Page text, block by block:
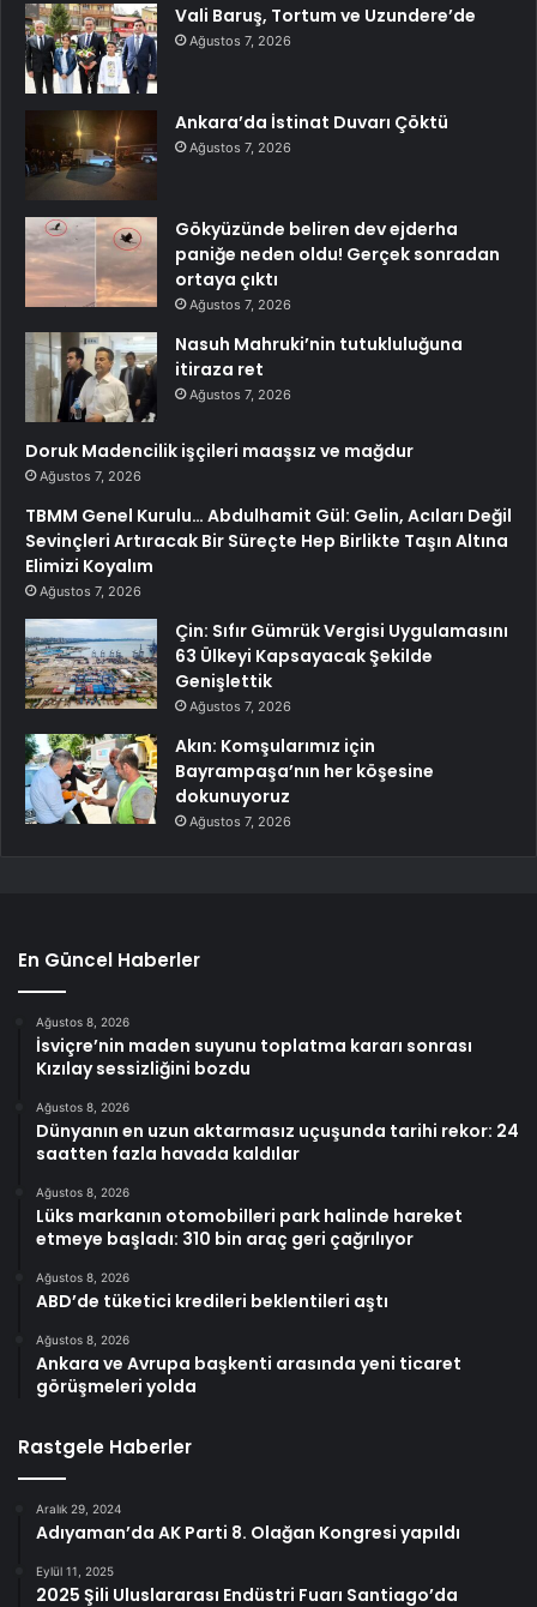
Vali Baruş, Tortum ve Uzundere’de
Ağustos 7, 2026
Ankara’da İstinat Duvarı Çöktü
Ağustos 7, 2026
Gökyüzünde beliren dev ejderha
paniğe neden oldu! Gerçek sonradan
ortaya çıktı
Ağustos 7, 2026
Nasuh Mahruki’nin tutukluluğuna
itiraza ret
Ağustos 7, 2026
Doruk Madencilik işçileri maaşsız ve mağdur
Ağustos 7, 2026
TBMM Genel Kurulu… Abdulhamit Gül: Gelin, Acıları Değil
Sevinçleri Artıracak Bir Süreçte Hep Birlikte Taşın Altına
Elimizi Koyalım
Ağustos 7, 2026
Çin: Sıfır Gümrük Vergisi Uygulamasını
63 Ülkeyi Kapsayacak Şekilde
Genişlettik
Ağustos 7, 2026
Akın: Komşularımız için
Bayrampaşa’nın her köşesine
dokunuyoruz
Ağustos 7, 2026
En Güncel Haberler
Ağustos 8, 2026
İsviçre’nin maden suyunu toplatma kararı sonrası
Kızılay sessizliğini bozdu
Ağustos 8, 2026
Dünyanın en uzun aktarmasız uçuşunda tarihi rekor: 24
saatten fazla havada kaldılar
Ağustos 8, 2026
Lüks markanın otomobilleri park halinde hareket
etmeye başladı: 310 bin araç geri çağrılıyor
Ağustos 8, 2026
ABD’de tüketici kredileri beklentileri aştı
Ağustos 8, 2026
Ankara ve Avrupa başkenti arasında yeni ticaret
görüşmeleri yolda
Rastgele Haberler
Aralık 29, 2024
Adıyaman’da AK Parti 8. Olağan Kongresi yapıldı
Eylül 11, 2025
2025 Şili Uluslararası Endüstri Fuarı Santiago’da